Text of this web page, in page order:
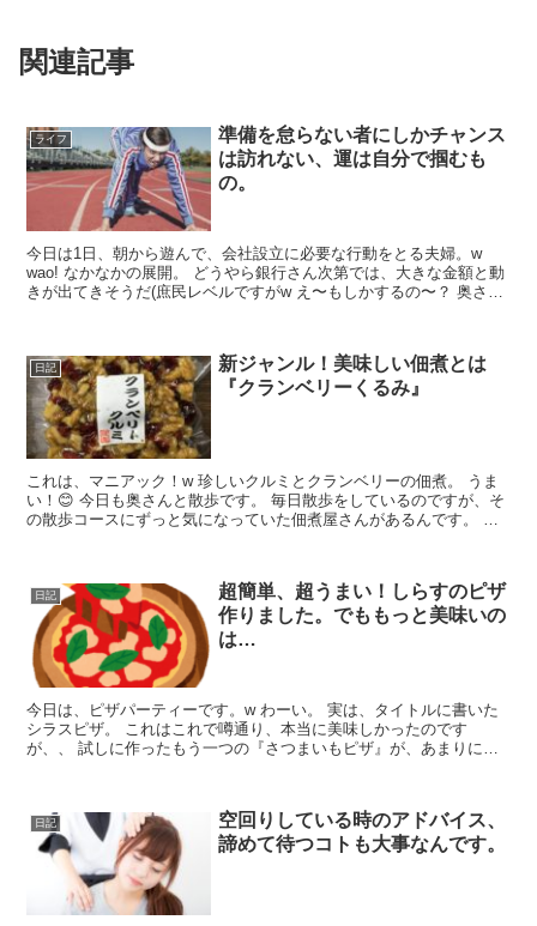
関連記事
ライフ
準備を怠らない者にしかチャンス
は訪れない、運は自分で掴むも
の。
今日は1日、朝から遊んで、会社設立に必要な行動をとる夫婦。w
wao! なかなかの展開。 どうやら銀行さん次第では、大きな金額と動
きが出てきそうだ(庶民レベルですがw え〜もしかするの〜？ 奥さん
日記
新ジャンル！美味しい佃煮とは
『クランベリーくるみ』
これは、マニアック！w 珍しいクルミとクランベリーの佃煮。 うま
い！😊 今日も奥さんと散歩です。 毎日散歩をしているのですが、そ
の散歩コースにずっと気になっていた佃煮屋さんがあるんです。 い
日記
超簡単、超うまい！しらすのピザ
作りました。でももっと美味いの
は…
今日は、ピザパーティーです。w わーい。 実は、タイトルに書いた
シラスピザ。 これはこれで噂通り、本当に美味しかったのです
が、、 試しに作ったもう一つの『さつまいもピザ』が、あまりにも
日記
空回りしている時のアドバイス、
諦めて待つコトも大事なんです。